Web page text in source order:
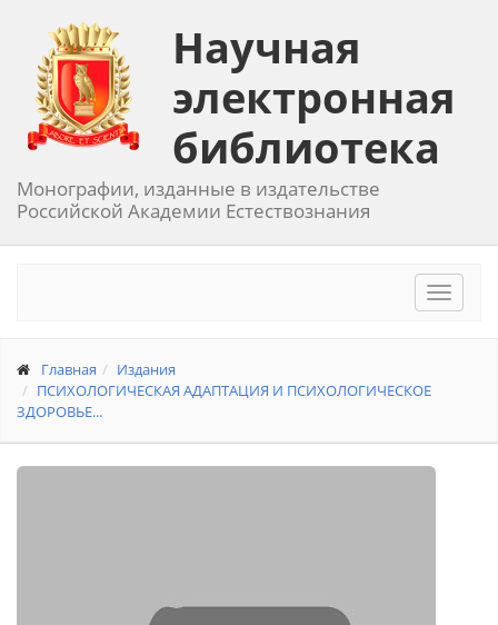
Научная
электронная
библиотека
Монографии, изданные в издательстве
Российской Академии Естествознания
Toggle
Главная
Издания
ПСИХОЛОГИЧЕСКАЯ АДАПТАЦИЯ И ПСИХОЛОГИЧЕСКОЕ
ЗДОРОВЬЕ...